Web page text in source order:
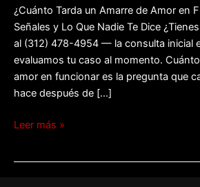
¿Cuánto Tarda un Amarre de Amor en
Señales y Lo Que Nadie Te Dice
al (312) 478-4954 — la consulta inicial
evaluamos tu caso al momento.
amor en funcionar es la pregunta que
hace después de […]
Leer más »